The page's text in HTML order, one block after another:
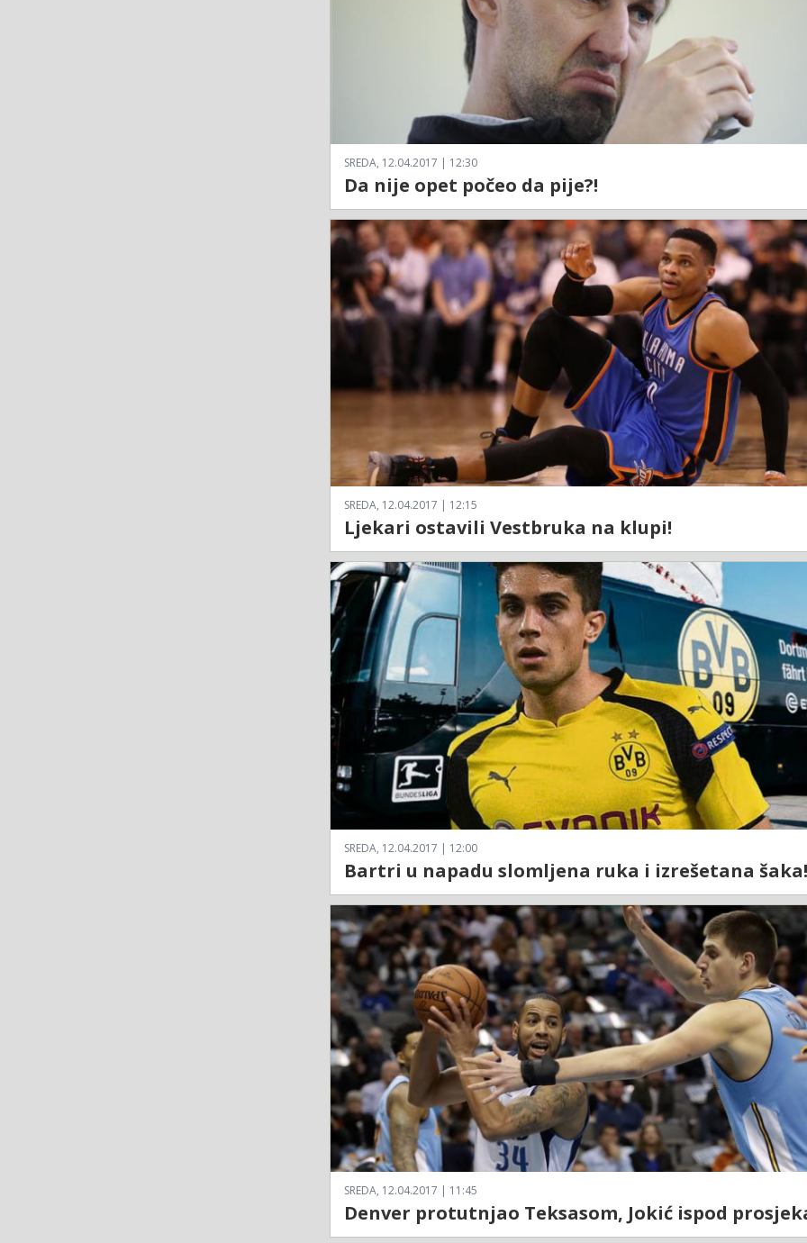
SREDA, 12.04.2017 | 12:30
Da nije opet počeo da pije?!
SREDA, 12.04.2017 | 12:15
Ljekari ostavili Vestbruka na klupi!
SREDA, 12.04.2017 | 12:00
Bartri u napadu slomljena ruka i izrešetana šaka!
SREDA, 12.04.2017 | 11:45
Denver protutnjao Teksasom, Jokić ispod